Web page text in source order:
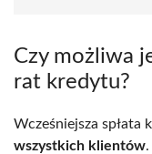
Czy możliwa
rat kredytu?
Wcześniejsza spłata
wszystkich klientów